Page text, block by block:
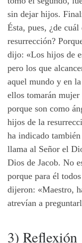
sin dejar hijos.
Ésta, pues, ¿de
resurrección?
dijo: «Los hijos de
pero los que
aquel mundo y en
ellos tomarán
porque son como
hijos de la
ha indicado
llama al Señor el
Dios de Jacob. No
porque para él
dijeron: «Maestro,
atrevían a
3) Reflexión